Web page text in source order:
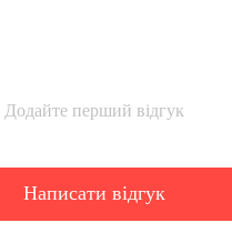
Додайте перший відгук
Написати відгук